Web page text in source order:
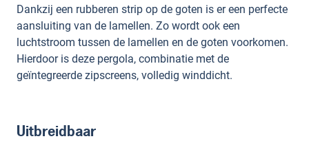
Dankzij een rubberen strip op de goten is er een perfecte
aansluiting van de lamellen. Zo wordt ook een
luchtstroom tussen de lamellen en de goten voorkomen.
Hierdoor is deze pergola, combinatie met de
geïntegreerde zipscreens, volledig winddicht.
Uitbreidbaar